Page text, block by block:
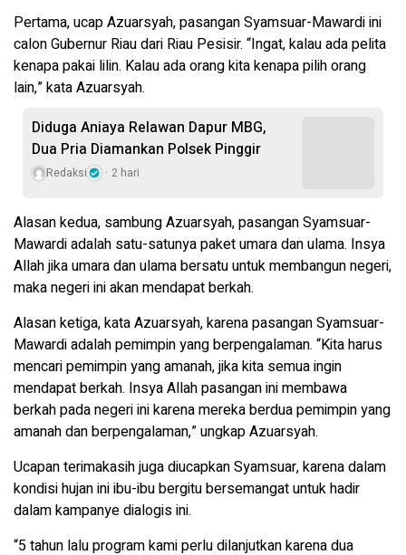
Pertama, ucap Azuarsyah, pasangan Syamsuar-Mawardi ini
calon Gubernur Riau dari Riau Pesisir. “Ingat, kalau ada pelita
kenapa pakai lilin. Kalau ada orang kita kenapa pilih orang
lain,” kata Azuarsyah.
Diduga Aniaya Relawan Dapur MBG,
Dua Pria Diamankan Polsek Pinggir
Redaksi 2 hari
Alasan kedua, sambung Azuarsyah, pasangan Syamsuar-
Mawardi adalah satu-satunya paket umara dan ulama. Insya
Allah jika umara dan ulama bersatu untuk membangun negeri,
maka negeri ini akan mendapat berkah.
Alasan ketiga, kata Azuarsyah, karena pasangan Syamsuar-
Mawardi adalah pemimpin yang berpengalaman. “Kita harus
mencari pemimpin yang amanah, jika kita semua ingin
mendapat berkah. Insya Allah pasangan ini membawa
berkah pada negeri ini karena mereka berdua pemimpin yang
amanah dan berpengalaman,” ungkap Azuarsyah.
Ucapan terimakasih juga diucapkan Syamsuar, karena dalam
kondisi hujan ini ibu-ibu bergitu bersemangat untuk hadir
dalam kampanye dialogis ini.
“5 tahun lalu program kami perlu dilanjutkan karena dua